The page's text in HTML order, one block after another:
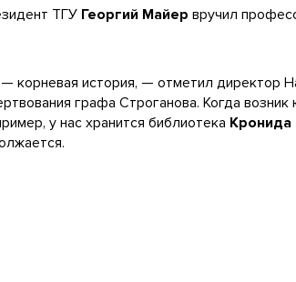
ТГУ Георгий Майер вручил
корневая история, — отметил директор
графа Строганова. Когда
у нас хранится библиотека